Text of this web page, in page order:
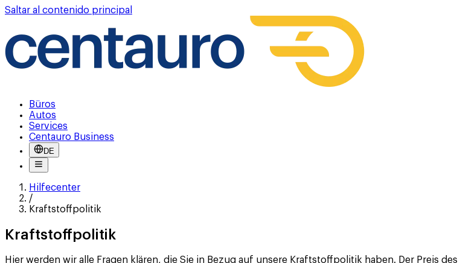
Saltar al contenido principal
Büros
Autos
Services
Centauro Business
DE
Hilfecenter
/
Kraftstoffpolitik
Kraftstoffpolitik
Hier werden wir alle Fragen klären, die Sie in Bezug auf unsere Kraftstoffpolitik haben. Der Preis